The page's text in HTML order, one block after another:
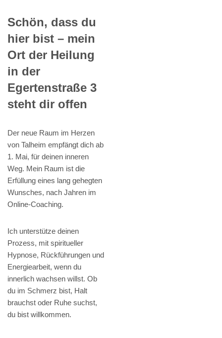
Schön, dass du
hier bist – mein
Ort der Heilung
in der
Egertenstraße 3
steht dir offen
Der neue Raum im Herzen
von Talheim empfängt dich ab
1. Mai, für deinen inneren
Weg. Mein Raum ist die
Erfüllung eines lang gehegten
Wunsches, nach Jahren im
Online-Coaching.
Ich unterstütze deinen
Prozess, mit spiritueller
Hypnose, Rückführungen und
Energiearbeit, wenn du
innerlich wachsen willst. Ob
du im Schmerz bist, Halt
brauchst oder Ruhe suchst,
du bist willkommen.